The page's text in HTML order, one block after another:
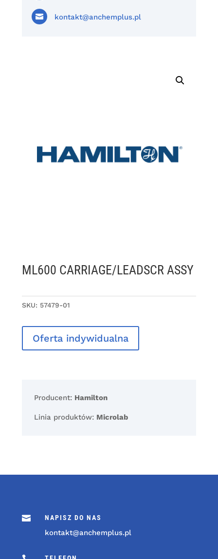
 kontakt@anchemplus.pl
ML600 CARRIAGE/LEADSCR ASSY
SKU: 57479-01
Oferta indywidualna
Producent: Hamilton
Linia produktów: Microlab
 NAPISZ DO NAS
kontakt@anchemplus.pl